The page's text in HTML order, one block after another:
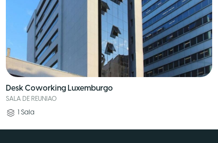
Desk Coworking Luxemburgo
SALA DE REUNIAO
1 Sala